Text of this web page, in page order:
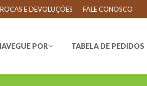
E DEVOLUÇÕES FALE CONOSCO
POR TABELA DE PEDIDOS
POR TABELA DE PEDIDOS